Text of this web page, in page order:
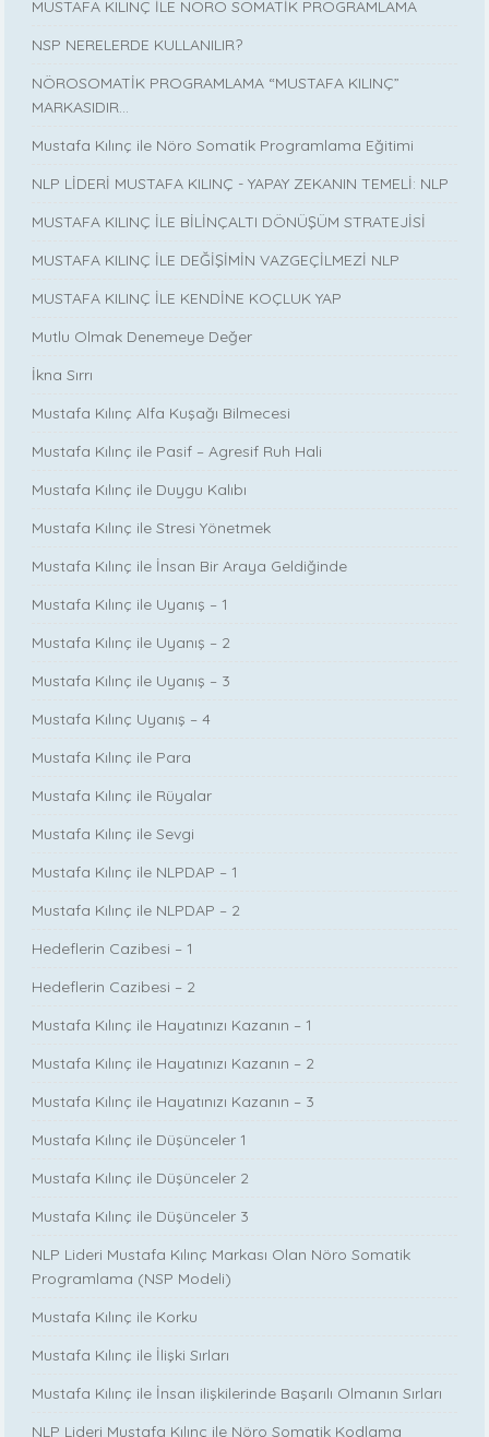
MUSTAFA KILINÇ İLE NÖRO SOMATİK PROGRAMLAMA
NSP NERELERDE KULLANILIR?
NÖROSOMATİK PROGRAMLAMA “MUSTAFA KILINÇ”
MARKASIDIR…
Mustafa Kılınç ile Nöro Somatik Programlama Eğitimi
NLP LİDERİ MUSTAFA KILINÇ - YAPAY ZEKANIN TEMELİ: NLP
MUSTAFA KILINÇ İLE BİLİNÇALTI DÖNÜŞÜM STRATEJİSİ
MUSTAFA KILINÇ İLE DEĞİŞİMİN VAZGEÇİLMEZİ NLP
MUSTAFA KILINÇ İLE KENDİNE KOÇLUK YAP
Mutlu Olmak Denemeye Değer
İkna Sırrı
Mustafa Kılınç Alfa Kuşağı Bilmecesi
Mustafa Kılınç ile Pasif – Agresif Ruh Hali
Mustafa Kılınç ile Duygu Kalıbı
Mustafa Kılınç ile Stresi Yönetmek
Mustafa Kılınç ile İnsan Bir Araya Geldiğinde
Mustafa Kılınç ile Uyanış – 1
Mustafa Kılınç ile Uyanış – 2
Mustafa Kılınç ile Uyanış – 3
Mustafa Kılınç Uyanış – 4
Mustafa Kılınç ile Para
Mustafa Kılınç ile Rüyalar
Mustafa Kılınç ile Sevgi
Mustafa Kılınç ile NLPDAP – 1
Mustafa Kılınç ile NLPDAP – 2
Hedeflerin Cazibesi – 1
Hedeflerin Cazibesi – 2
Mustafa Kılınç ile Hayatınızı Kazanın – 1
Mustafa Kılınç ile Hayatınızı Kazanın – 2
Mustafa Kılınç ile Hayatınızı Kazanın – 3
Mustafa Kılınç ile Düşünceler 1
Mustafa Kılınç ile Düşünceler 2
Mustafa Kılınç ile Düşünceler 3
NLP Lideri Mustafa Kılınç Markası Olan Nöro Somatik
Programlama (NSP Modeli)
Mustafa Kılınç ile Korku
Mustafa Kılınç ile İlişki Sırları
Mustafa Kılınç ile İnsan ilişkilerinde Başarılı Olmanın Sırları
NLP Lideri Mustafa Kılınç ile Nöro Somatik Kodlama